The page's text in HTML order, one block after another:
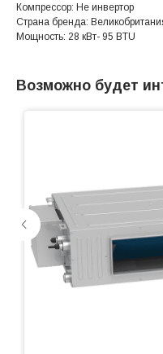
Компрессор: Не инвертор
Страна бренда:
Мощность: 28 кВт- 95 BTU
Возможно будет